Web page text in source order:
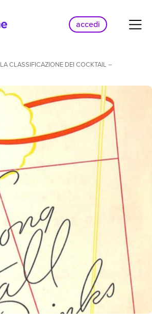
accedi
LA CLASSIFICAZIONE DEI COCKTAIL –